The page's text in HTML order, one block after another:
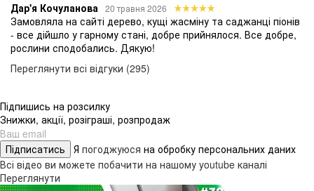
Дар'я Кочуланова 20 травня 2026
Замовляла на сайті дерево, кущі жасміну та саджанці піонів
- все дійшло у гарному стані, добре прийнялося. Все добре,
рослини сподобались. Дякую!
Переглянути всі відгуки (295)
Підпишись на розсилку
Знижки, акції, розіграші, розпродаж
Підписатись Я погоджуюся на обробку персональних даних
Всі відео ви можете побачити на нашому youtube каналі
Переглянути